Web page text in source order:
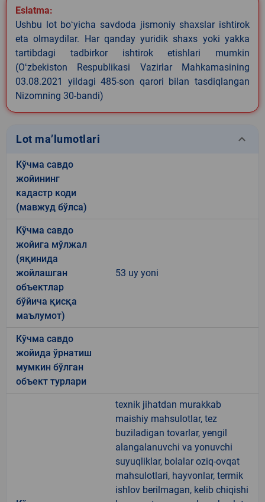
Eslatma:
Ushbu lot boʻyicha savdoda jismoniy shaxslar ishtirok
eta olmaydilar. Har qanday yuridik shaxs yoki yakka
tartibdagi tadbirkor ishtirok etishlari mumkin
(Oʻzbekiston Respublikasi Vazirlar Mahkamasining
03.08.2021 yildagi 485-son qarori bilan tasdiqlangan
Nizomning 30-bandi)
Lot ma’lumotlari keyboard_arrow_down
Кўчма савдо
жойининг
кадастр коди
(мавжуд бўлса)
Кўчма савдо
жойига мўлжал
(яқинида
жойлашган
объектлар
бўйича қисқа
маълумот)
53 uy yoni
Кўчма савдо
жойида ўрнатиш
мумкин бўлган
объект турлари
texnik jihatdan murakkab
maishiy mahsulotlar, tez
buziladigan tovarlar, yengil
alangalanuvchi va yonuvchi
suyuqliklar, bolalar oziq-ovqat
mahsulotlari, hayvonlar, termik
ishlov berilmagan, kelib chiqishi